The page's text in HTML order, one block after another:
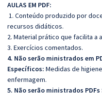
AULAS EM PDF:
1. Conteúdo produzido por
recursos didáticos.
2. Material prático que facilita a
3. Exercícios comentados.
4. Não serão ministrados em
Específicos: Medidas de
enfermagem.
5. Não serão ministrados